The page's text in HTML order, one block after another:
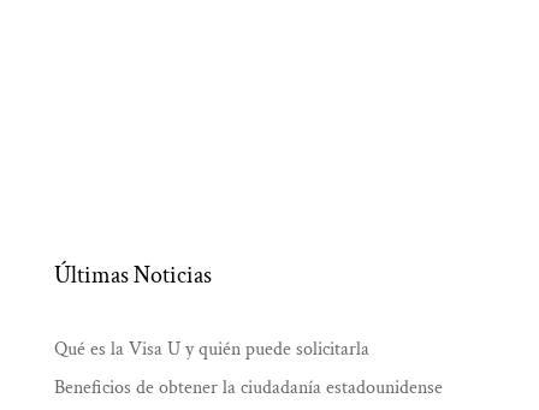
Últimas Noticias
Qué es la Visa U y quién puede solicitarla
Beneficios de obtener la ciudadanía estadounidense